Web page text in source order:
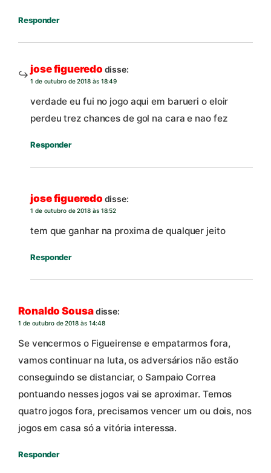
Responder
jose figueredo disse:
1 de outubro de 2018 às 18:49
verdade eu fui no jogo aqui em barueri o eloir
perdeu trez chances de gol na cara e nao fez
Responder
jose figueredo disse:
1 de outubro de 2018 às 18:52
tem que ganhar na proxima de qualquer jeito
Responder
Ronaldo Sousadisse:
1 de outubro de 2018 às 14:48
Se vencermos o Figueirense e empatarmos fora,
vamos continuar na luta, os adversários não estão
conseguindo se distanciar, o Sampaio Correa
pontuando nesses jogos vai se aproximar. Temos
quatro jogos fora, precisamos vencer um ou dois, nos
jogos em casa só a vitória interessa.
Responder